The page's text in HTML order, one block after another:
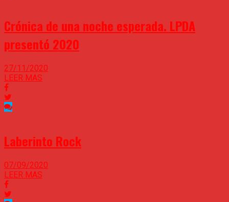
Crónica de una noche esperada. LPDA
presentó 2020
27/11/2020
LEER MAS
Laberinto Rock
07/09/2020
LEER MAS